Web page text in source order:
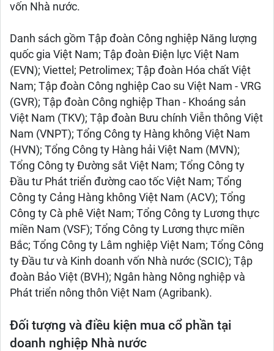
vốn Nhà nước.
Danh sách gồm Tập đoàn Công nghiệp Năng lượng
quốc gia Việt Nam; Tập đoàn Điện lực Việt Nam
(EVN); Viettel; Petrolimex; Tập đoàn Hóa chất Việt
Nam; Tập đoàn Công nghiệp Cao su Việt Nam - VRG
(GVR); Tập đoàn Công nghiệp Than - Khoáng sản
Việt Nam (TKV); Tập đoàn Bưu chính Viễn thông Việt
Nam (VNPT); Tổng Công ty Hàng không Việt Nam
(HVN); Tổng Công ty Hàng hải Việt Nam (MVN);
Tổng Công ty Đường sắt Việt Nam; Tổng Công ty
Đầu tư Phát triển đường cao tốc Việt Nam; Tổng
Công ty Cảng Hàng không Việt Nam (ACV); Tổng
Công ty Cà phê Việt Nam; Tổng Công ty Lương thực
miền Nam (VSF); Tổng Công ty Lương thực miền
Bắc; Tổng Công ty Lâm nghiệp Việt Nam; Tổng Công
ty Đầu tư và Kinh doanh vốn Nhà nước (SCIC); Tập
đoàn Bảo Việt (BVH); Ngân hàng Nông nghiệp và
Phát triển nông thôn Việt Nam (Agribank).
Đối tượng và điều kiện mua cổ phần tại
doanh nghiệp Nhà nước